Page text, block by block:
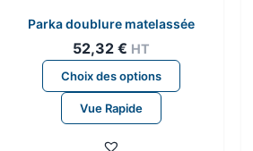
Parka doublure matelassée
52,32€ HT
Choix des options
Ce
produit
Vue Rapide